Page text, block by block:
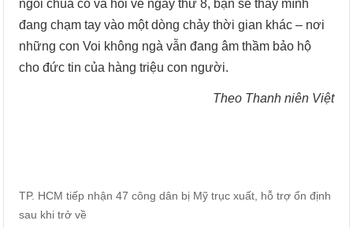
ngôi chùa cổ và hỏi về ngày thứ 8, bạn sẽ thấy mình
đang chạm tay vào một dòng chảy thời gian khác – nơi
những con Voi không ngà vẫn đang âm thầm bảo hộ
cho đức tin của hàng triệu con người.
Theo Thanh niên Việt
TP. HCM tiếp nhận 47 công dân bị Mỹ trục xuất, hỗ trợ ổn định
sau khi trở về